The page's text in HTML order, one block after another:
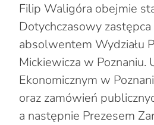
Filip Waligóra obejmie
Dotychczasowy
absolwentem Wydziału
Mickiewicza w
Ekonomicznym w
oraz zamówień
a następnie Prezesem